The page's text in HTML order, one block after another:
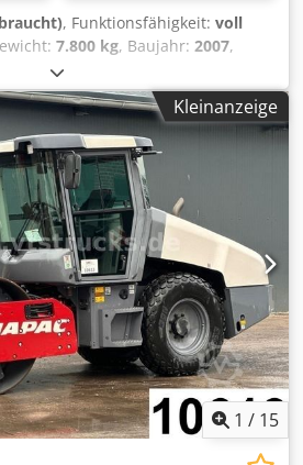
, Funktionsfähigkeit: voll
7.800 kg, Baujahr: 2007,
, Ausstattung:
HT Vio Walzenzug, BJ 2007 mit
guter Zustand, sofort
Transport und Lieferung
Zoll / Exportpapiere,
auch am Wochenende
Ahisf
Kleinanzeige
1 / 15